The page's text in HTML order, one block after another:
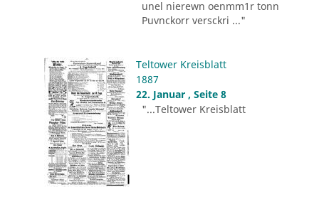
unel nierewn oenmm1r tonn
Puvnckorr versckri ..."
Teltower Kreisblatt
1887
22. Januar , Seite 8
"...Teltower Kreisblatt